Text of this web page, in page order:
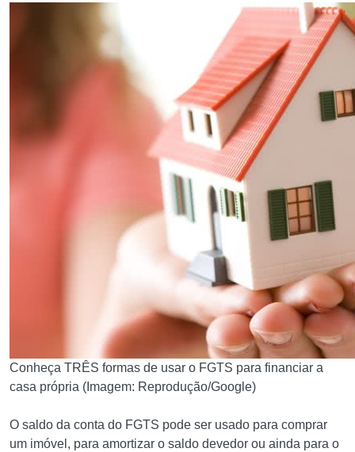
Conheça TRÊS formas de usar o FGTS para financiar a
casa própria (Imagem: Reprodução/Google)
​​​​O saldo da conta do FGTS pode ser usado para comprar
um imóvel, para amortizar o saldo devedor ou ainda para o